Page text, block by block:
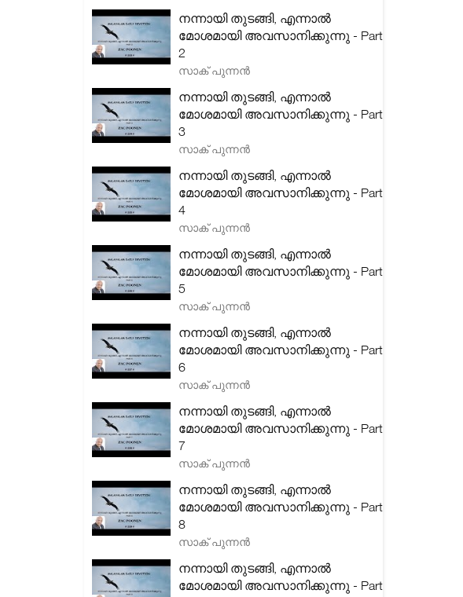
നന്നായി തുടങ്ങി, എന്നാൽ
മോശമായി അവസാനിക്കുന്നു - Part
2
സാക് പുന്നൻ
നന്നായി തുടങ്ങി, എന്നാൽ
മോശമായി അവസാനിക്കുന്നു - Part
3
സാക് പുന്നൻ
നന്നായി തുടങ്ങി, എന്നാൽ
മോശമായി അവസാനിക്കുന്നു - Part
4
സാക് പുന്നൻ
നന്നായി തുടങ്ങി, എന്നാൽ
മോശമായി അവസാനിക്കുന്നു - Part
5
സാക് പുന്നൻ
നന്നായി തുടങ്ങി, എന്നാൽ
മോശമായി അവസാനിക്കുന്നു - Part
6
സാക് പുന്നൻ
നന്നായി തുടങ്ങി, എന്നാൽ
മോശമായി അവസാനിക്കുന്നു - Part
7
സാക് പുന്നൻ
നന്നായി തുടങ്ങി, എന്നാൽ
മോശമായി അവസാനിക്കുന്നു - Part
8
സാക് പുന്നൻ
നന്നായി തുടങ്ങി, എന്നാൽ
മോശമായി അവസാനിക്കുന്നു - Part